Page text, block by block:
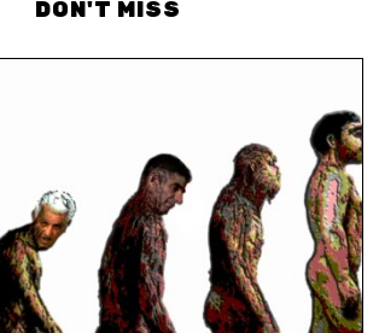
DON'T MISS